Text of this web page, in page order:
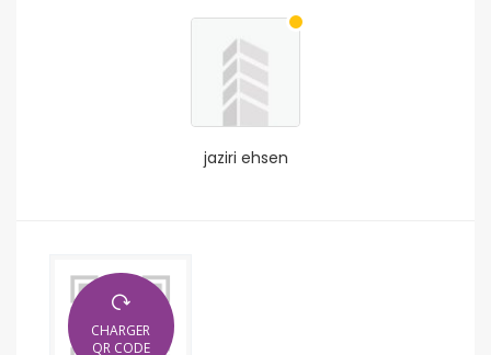
jaziri ehsen
CHARGER
QR CODE